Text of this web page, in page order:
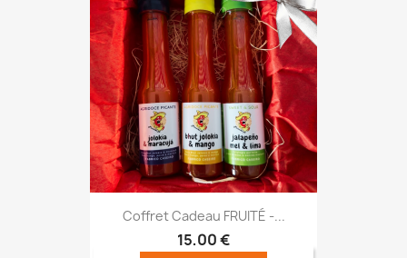
Coffret Cadeau FRUITÉ -...
15,00 €